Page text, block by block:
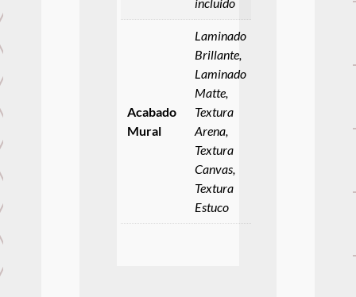
Acabado
Mural
Laminado
Brillante,
Laminado
Matte,
Textura
Arena,
Textura
Canvas,
Textura
Estuco